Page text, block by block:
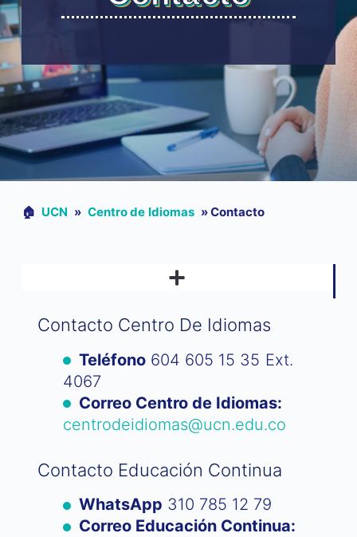
🏠︎ UCN » Centro de Idiomas »Contacto
Contacto Centro De Idiomas
Teléfono604 605 15 35 Ext.
4067
Correo Centro de Idiomas:
centrodeidiomas@ucn.edu.co
Contacto Educación Continua
WhatsApp 310 785 12 79
Correo Educación Continua: